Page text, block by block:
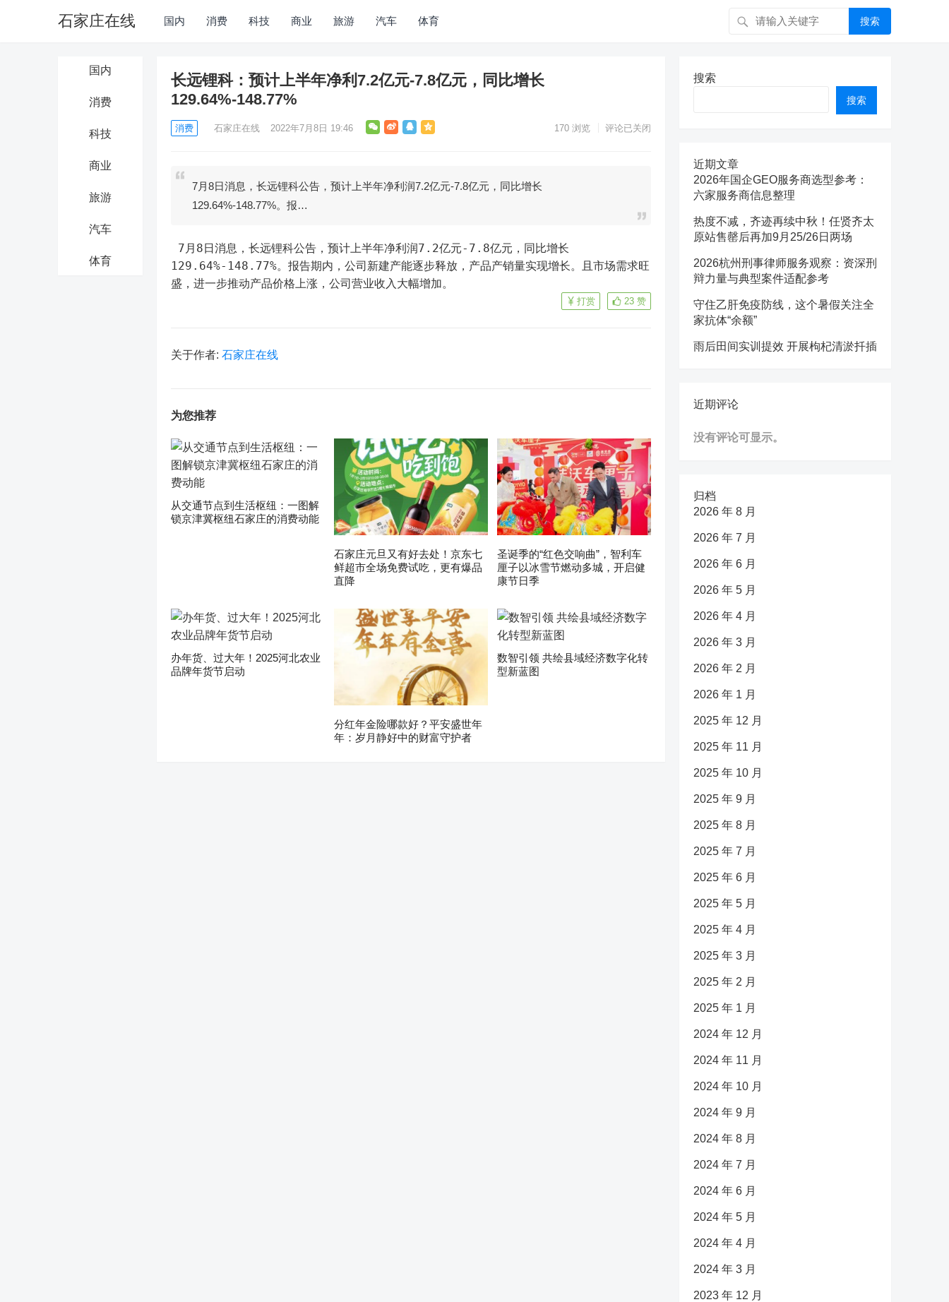
石家庄在线 国内 消费 科技 商业 旅游 汽车 体育 搜索
国内
消费
科技
商业
旅游
汽车
体育
长远锂科：预计上半年净利7.2亿元-7.8亿元，同比增长
129.64%-148.77%
消费 石家庄在线 2022年7月8日 19:46 170 浏览 评论已关闭
7月8日消息，长远锂科公告，预计上半年净利润7.2亿元-7.8亿元，同比增长
129.64%-148.77%。报…
129.64%-148.77%。报告期内，公司新建产能逐步释放，产品产销量实现增长。且市场需求旺
盛，进一步推动产品价格上涨，公司营业收入大幅增加。
23 赞
打赏
关于作者: 石家庄在线
为您推荐
从交通节点到生活枢纽：一图解
锁京津冀枢纽石家庄的消费动能
石家庄元旦又有好去处！京东七
鲜超市全场免费试吃，更有爆品
直降
圣诞季的“红色交响曲”，智利车
厘子以冰雪节燃动多城，开启健
康节日季
办年货、过大年！2025河北农业
品牌年货节启动
分红年金险哪款好？平安盛世年
年：岁月静好中的财富守护者
数智引领 共绘县域经济数字化转
型新蓝图
搜索
搜索
近期文章
2026年国企GEO服务商选型参考：
六家服务商信息整理
热度不减，齐迹再续中秋！任贤齐太
原站售罄后再加9月25/26日两场
2026杭州刑事律师服务观察：资深刑
辩力量与典型案件适配参考
守住乙肝免疫防线，这个暑假关注全
家抗体“余额”
雨后田间实训提效 开展枸杞清淤扦插
近期评论
没有评论可显示。
归档
2026 年 8 月
2026 年 7 月
2026 年 6 月
2026 年 5 月
2026 年 4 月
2026 年 3 月
2026 年 2 月
2026 年 1 月
2025 年 12 月
2025 年 11 月
2025 年 10 月
2025 年 9 月
2025 年 8 月
2025 年 7 月
2025 年 6 月
2025 年 5 月
2025 年 4 月
2025 年 3 月
2025 年 2 月
2025 年 1 月
2024 年 12 月
2024 年 11 月
2024 年 10 月
2024 年 9 月
2024 年 8 月
2024 年 7 月
2024 年 6 月
2024 年 5 月
2024 年 4 月
2024 年 3 月
2023 年 12 月